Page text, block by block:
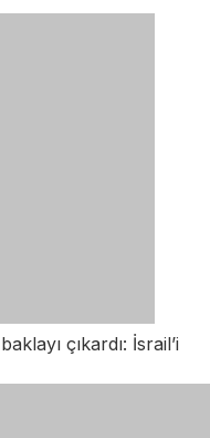
çıkardı: İsrail’i